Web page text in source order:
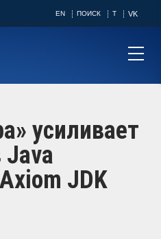
EN ПОИСК T VK
усиливает
Java
JDK